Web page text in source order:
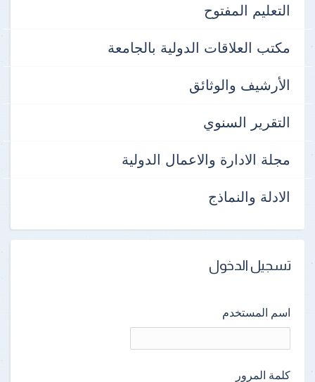
التعليم المفتوح
مكتب العلاقات الدولية بالجامعة
الأرشيف والوثائق
التقرير السنوي
مجلة الادارة والاعمال الدولية
الادلة والنماذج
تسجيل الدخول
اسم المستخدم
كلمة المرور